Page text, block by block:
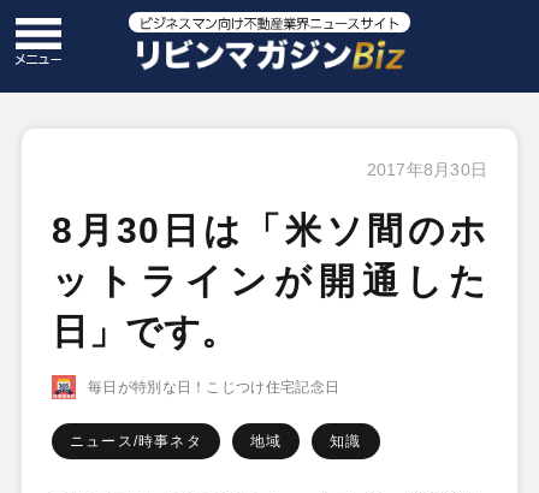
2017年8月30日
8月30日は「米ソ間のホ
ットラインが開通した
日」です。
毎日が特別な日！こじつけ住宅記念日
ニュース/時事ネタ 地域 知識